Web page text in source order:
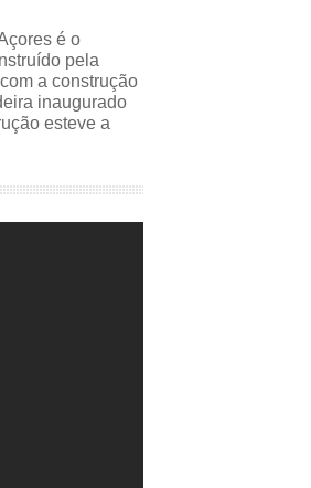
é o
pela
a construção
inaugurado
esteve a